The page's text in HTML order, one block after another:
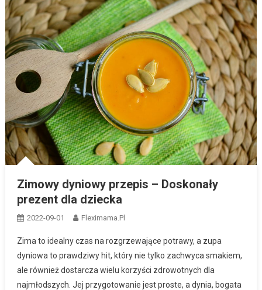
Zimowy dyniowy przepis – Doskonały
prezent dla dziecka
2022-09-01 Fleximama.pl
Zima to idealny czas na rozgrzewające potrawy, a zupa
dyniowa to prawdziwy hit, który nie tylko zachwyca smakiem,
ale również dostarcza wielu korzyści zdrowotnych dla
najmłodszych. Jej przygotowanie jest proste, a dynia, bogata